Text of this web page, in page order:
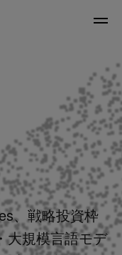
紹介
、戦略投資枠
大規模言語モデ